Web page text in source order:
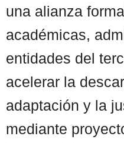
una alianza
académicas,
entidades del
acelerar la
adaptación y la
mediante